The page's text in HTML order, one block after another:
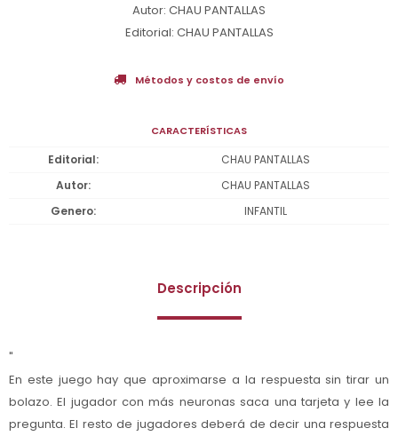
Autor: CHAU PANTALLAS
Editorial: CHAU PANTALLAS
Métodos y costos de envío
CARACTERÍSTICAS
Editorial
CHAU PANTALLAS
Autor
CHAU PANTALLAS
Genero
INFANTIL
Descripción
"
En este juego hay que aproximarse a la respuesta sin tirar un
bolazo. El jugador con más neuronas saca una tarjeta y lee la
pregunta. El resto de jugadores deberá de decir una respuesta